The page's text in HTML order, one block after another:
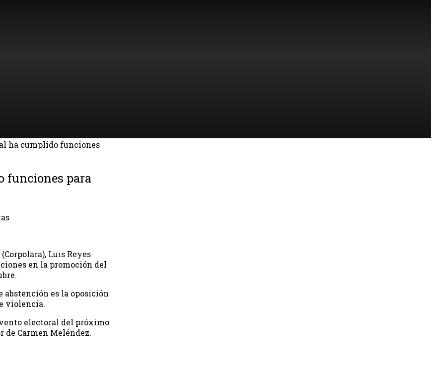
ha cumplido funciones
funciones para
Luis Reyes
en la promoción del
abstención es la oposición
violencia.
electoral del próximo
de Carmen Meléndez.